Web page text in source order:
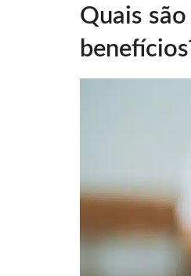
Quais